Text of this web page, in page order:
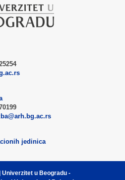
jedinica
Univerzitet u Beogradu -